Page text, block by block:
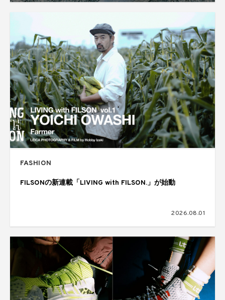
FASHION
FILSONの新連載「LIVING with FILSON.」が始動
2026.08.01